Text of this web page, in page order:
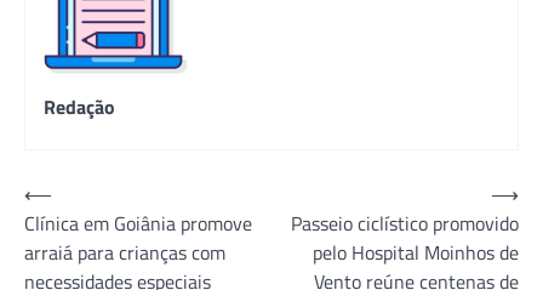
Redação
Navegação
de
Post
⟵
Clínica em Goiânia promove
arraiá para crianças com
necessidades especiais
Passeio ciclístico promovido
pelo Hospital Moinhos de
Vento reúne centenas de
⟶